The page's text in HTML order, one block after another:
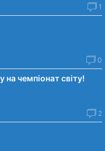
1
0
на чемпіонат світу!
2